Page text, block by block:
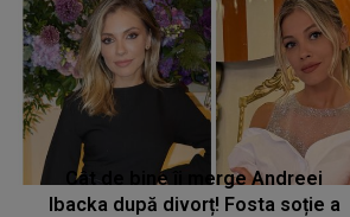
Cât de bine îi merge Andreei
Ibacka după divorț! Fosta soție a